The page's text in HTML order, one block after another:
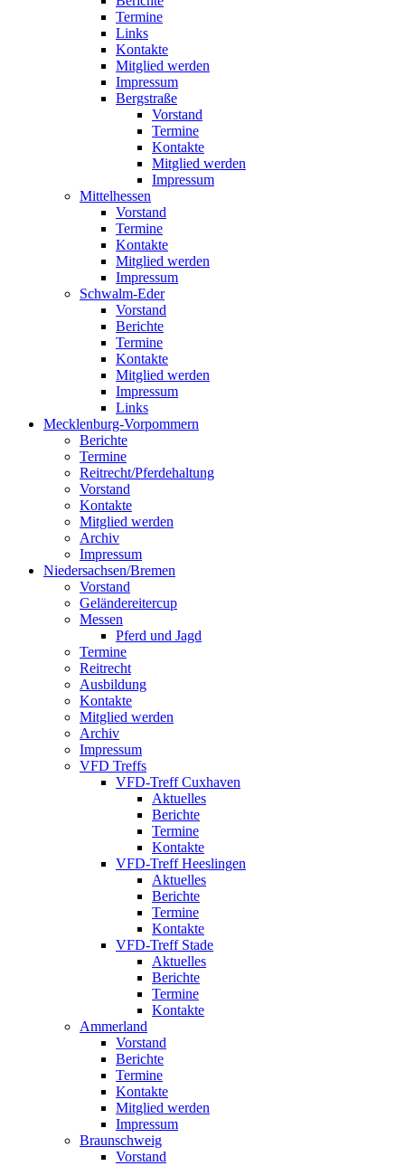
Termine
Links
Kontakte
Mitglied werden
Impressum
Bergstraße
Vorstand
Termine
Kontakte
Mitglied werden
Impressum
Mittelhessen
Vorstand
Termine
Kontakte
Mitglied werden
Impressum
Schwalm-Eder
Vorstand
Berichte
Termine
Kontakte
Mitglied werden
Impressum
Links
Mecklenburg-Vorpommern
Berichte
Termine
Reitrecht/Pferdehaltung
Vorstand
Kontakte
Mitglied werden
Archiv
Impressum
Niedersachsen/Bremen
Vorstand
Geländereitercup
Messen
Pferd und Jagd
Termine
Reitrecht
Ausbildung
Kontakte
Mitglied werden
Archiv
Impressum
VFD Treffs
VFD-Treff Cuxhaven
Aktuelles
Berichte
Termine
Kontakte
VFD-Treff Heeslingen
Aktuelles
Berichte
Termine
Kontakte
VFD-Treff Stade
Aktuelles
Berichte
Termine
Kontakte
Ammerland
Vorstand
Berichte
Termine
Kontakte
Mitglied werden
Impressum
Braunschweig
Vorstand